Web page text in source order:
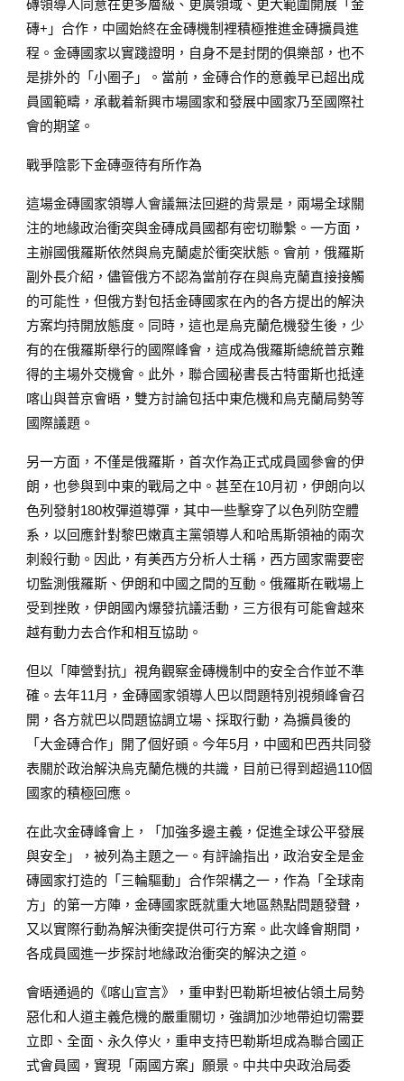
磚領導人同意在更多層級、更廣領域、更大範圍開展「金
磚+」合作，中國始終在金磚機制裡積極推進金磚擴員進
程。金磚國家以實踐證明，自身不是封閉的俱樂部，也不
是排外的「小圈子」。當前，金磚合作的意義早已超出成
員國範疇，承載着新興市場國家和發展中國家乃至國際社
會的期望。
戰爭陰影下金磚亟待有所作為
這場金磚國家領導人會議無法回避的背景是，兩場全球關
注的地緣政治衝突與金磚成員國都有密切聯繫。一方面，
主辦國俄羅斯依然與烏克蘭處於衝突狀態。會前，俄羅斯
副外長介紹，儘管俄方不認為當前存在與烏克蘭直接接觸
的可能性，但俄方對包括金磚國家在內的各方提出的解決
方案均持開放態度。同時，這也是烏克蘭危機發生後，少
有的在俄羅斯舉行的國際峰會，這成為俄羅斯總統普京難
得的主場外交機會。此外，聯合國秘書長古特雷斯也抵達
喀山與普京會晤，雙方討論包括中東危機和烏克蘭局勢等
國際議題。
另一方面，不僅是俄羅斯，首次作為正式成員國參會的伊
朗，也參與到中東的戰局之中。甚至在10月初，伊朗向以
色列發射180枚彈道導彈，其中一些擊穿了以色列防空體
系，以回應針對黎巴嫩真主黨領導人和哈馬斯領袖的兩次
刺殺行動。因此，有美西方分析人士稱，西方國家需要密
切監測俄羅斯、伊朗和中國之間的互動。俄羅斯在戰場上
受到挫敗，伊朗國內爆發抗議活動，三方很有可能會越來
越有動力去合作和相互協助。
但以「陣營對抗」視角觀察金磚機制中的安全合作並不準
確。去年11月，金磚國家領導人巴以問題特別視頻峰會召
開，各方就巴以問題協調立場、採取行動，為擴員後的
「大金磚合作」開了個好頭。今年5月，中國和巴西共同發
表關於政治解決烏克蘭危機的共識，目前已得到超過110個
國家的積極回應。
在此次金磚峰會上，「加強多邊主義，促進全球公平發展
與安全」，被列為主題之一。有評論指出，政治安全是金
磚國家打造的「三輪驅動」合作架構之一，作為「全球南
方」的第一方陣，金磚國家既就重大地區熱點問題發聲，
又以實際行動為解決衝突提供可行方案。此次峰會期間，
各成員國進一步探討地緣政治衝突的解決之道。
會晤通過的《喀山宣言》，重申對巴勒斯坦被佔領土局勢
惡化和人道主義危機的嚴重關切，強調加沙地帶迫切需要
立即、全面、永久停火，重申支持巴勒斯坦成為聯合國正
式會員國，實現「兩國方案」願景。中共中央政治局委